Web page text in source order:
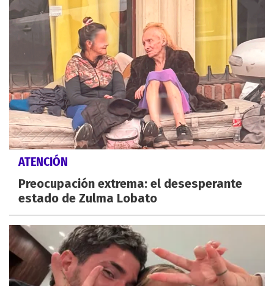
ATENCIÓN
Preocupación extrema: el desesperante
estado de Zulma Lobato